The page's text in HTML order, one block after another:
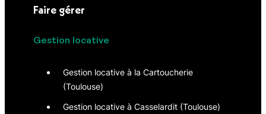
Faire gérer
Gestion locative
Gestion locative à la Cartoucherie
(Toulouse)
Gestion locative à Casselardit (Toulouse)